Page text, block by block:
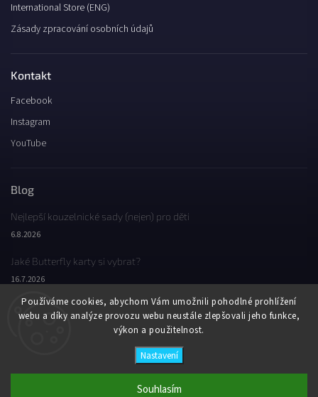
Používáme cookies, abychom Vám umožnili pohodlné prohlížení
webu a díky analýze provozu webu neustále zlepšovali jeho funkce,
výkon a použitelnost.
Nastavení
Souhlasím
International Store (ENG)
Zásady zpracování osobních údajů
Kontakt
Facebook
Instagram
YouTube
Blog
Nejlepší kouzelnické sady (nejen) pro děti
6.8.2026
Jaké Butterfly karty si vybrat?
16.7.2026
Jaký byl Butterfly Wondercon 2025?
Copyright 2026Butterfly Wonderland. Všechna práva vyhrazena.
Shoptet | DesignShoptak.cz